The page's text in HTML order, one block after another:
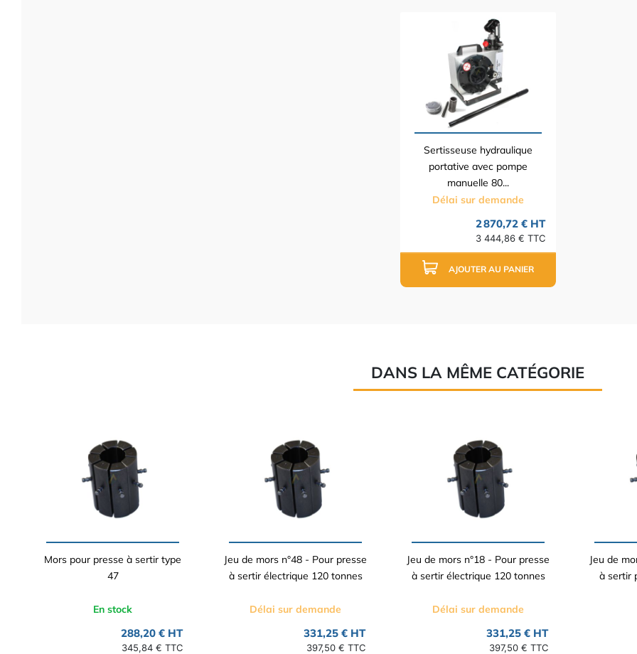
Sertisseuse hydraulique
portative avec pompe
manuelle 80...
Délai sur demande
2 870,72 € HT
3 444,86 € TTC
AJOUTER AU PANIER
DANS LA MÊME CATÉGORIE
Mors pour presse à sertir type
47
En stock
288,20 € HT
345,84 € TTC
Jeu de mors n°48 - Pour presse
à sertir électrique 120 tonnes
Délai sur demande
331,25 € HT
397,50 € TTC
Jeu de mors n°18 - Pour presse
à sertir électrique 120 tonnes
Délai sur demande
331,25 € HT
397,50 € TTC
Jeu de
à sertir